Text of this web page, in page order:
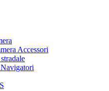
Accessori